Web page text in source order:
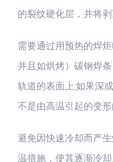
的裂纹硬化层，并将剥
需要通过用预热的焊
并且如烘烤）碳钢焊
轨道的表面上;如果深
不是由高温引起的变形
避免因快速冷却而产
温措施，使其逐渐冷